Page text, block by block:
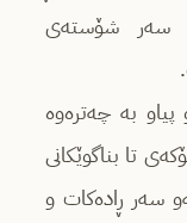
سەر شۆستەی
بە چەترەوە
تا بناگوێکانی
سەر ڕادەکات و